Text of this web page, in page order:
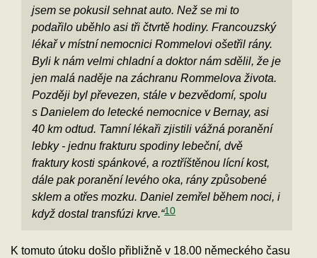
jsem se pokusil sehnat auto. Než se mi to
podařilo uběhlo asi tři čtvrtě hodiny. Francouzský
lékař v místní nemocnici Rommelovi ošetřil rány.
Byli k nám velmi chladní a doktor nám sdělil, že je
jen malá naděje na záchranu Rommelova života.
Později byl převezen, stále v bezvědomí, spolu
s Danielem do letecké nemocnice v Bernay, asi
40 km odtud. Tamní lékaři zjistili vážná poranění
lebky - jednu frakturu spodiny lebeční, dvě
fraktury kosti spánkové, a roztříštěnou lícní kost,
dále pak poranění levého oka, rány způsobené
sklem a otřes mozku. Daniel zemřel během noci, i
když dostal transfúzi krve.“10
K tomuto útoku došlo přibližně v 18.00 německého času